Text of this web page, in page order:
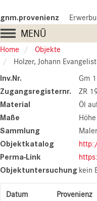
to
main
content
gnm.provenienz
Main
navigation
MENÜ
Home
Objekte
Holzer, Johann Evangelist (1709-
Inv.Nr. Gm
Zugangsregisternr. ZR
Material Öl
Maße
Sammlung
Objektkatalog
Perma-Link
Objektuntersuchung kein
Datum Provenienz